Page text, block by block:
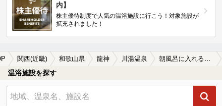
内】
株主優待制度で人気の温浴施設に行こう！対象施設が
拡充されました！
関西(近畿) 和歌山県 龍神 川湯温泉 朝風呂に入れる川湯温泉の温泉、日帰り温泉、スーパー銭湯おすすめ
温浴施設を探す